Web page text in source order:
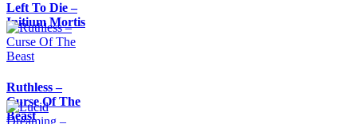
Left To Die –
Initium Mortis
Ruthless –
Curse Of The
Beast